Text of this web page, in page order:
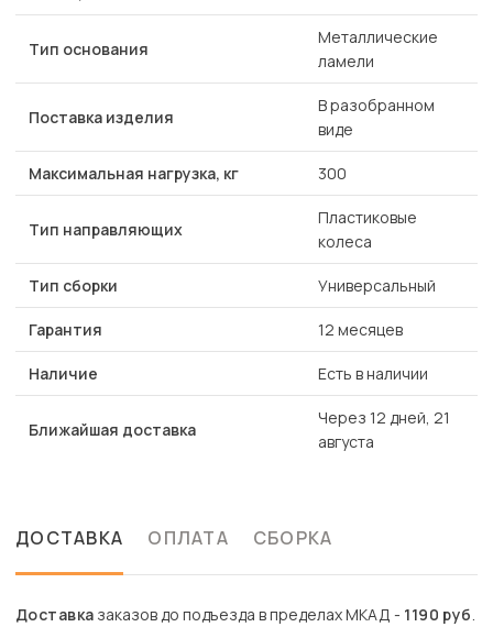
Тип основания
Металлические
ламели
Поставка изделия
В разобранном
виде
Максимальная нагрузка, кг 300
Тип направляющих
Пластиковые
колеса
Тип сборки Универсальный
Гарантия 12 месяцев
Наличие Есть в наличии
Ближайшая доставка
Через 12 дней, 21
августа
ДОСТАВКА ОПЛАТА СБОРКА
Доставка заказов до подъезда в пределах МКАД - 1190 руб.